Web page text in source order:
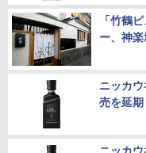
「竹鶴
ー、神
ニッカ
売を延期